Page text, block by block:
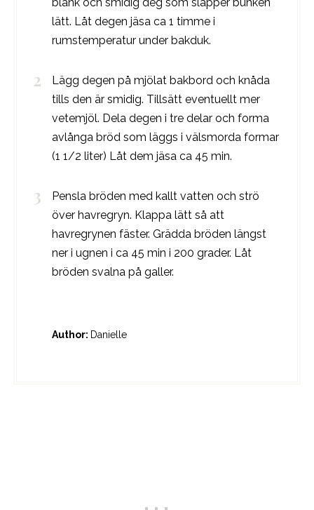
blank och smidig deg som släpper bunken
lätt. Låt degen jäsa ca 1 timme i
rumstemperatur under bakduk.
Lägg degen på mjölat bakbord och knåda
tills den är smidig. Tillsätt eventuellt mer
vetemjöl. Dela degen i tre delar och forma
avlånga bröd som läggs i välsmorda formar
(1 1/2 liter) Låt dem jäsa ca 45 min.
Pensla bröden med kallt vatten och strö
över havregryn. Klappa lätt så att
havregrynen fäster. Grädda bröden längst
ner i ugnen i ca 45 min i 200 grader. Låt
bröden svalna på galler.
Author: Danielle